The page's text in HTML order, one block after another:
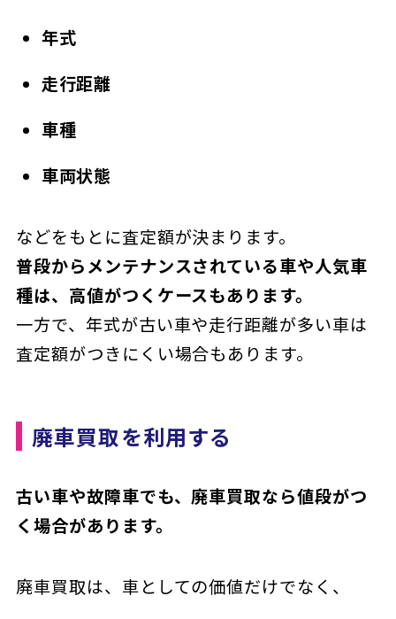
年式
走行距離
車種
車両状態
などをもとに査定額が決まります。
普段からメンテナンスされている車や人気車
種は、高値がつくケースもあります。
一方で、年式が古い車や走行距離が多い車は
査定額がつきにくい場合もあります。
廃車買取を利用する
古い車や故障車でも、廃車買取なら値段がつ
く場合があります。
廃車買取は、車としての価値だけでなく、